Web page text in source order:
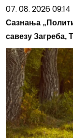
07. 08. 2026 09:14
Сазнања
савезу Загреба,